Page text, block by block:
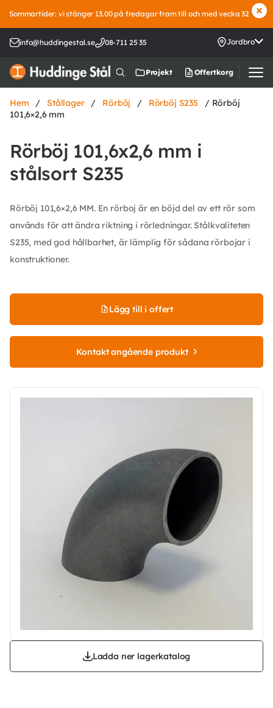
Sommartider: vi stänger 13.00 på fredagar fram till och med vecka 32
info@huddingestal.se 08-711 25 35 Jordbro
Projekt Offertkorg
Hem / Stållager / Rörböj / Rörböj S235
/ Rörböj
101,6×2,6 mm
Rörböj 101,6x2,6 mm i
stålsort S235
Rörböj 101,6×2,6 MM. En rörboj är en böjd del av ett rör som
används för att ändra riktning i rörledningar. Stålkvaliteten
S235, med god hållbarhet, är lämplig för sådana rörbojar i
konstruktioner.
Lägg till i offert
Kontakt angående produkt
Ladda ner lagerkatalog